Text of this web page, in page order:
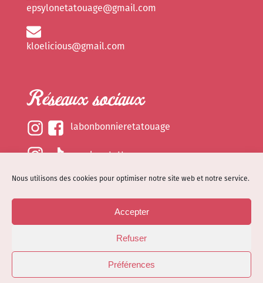
Nous utilisons des cookies pour optimiser notre site web et notre service.
Accepter
Refuser
Préférences
epsylonetatouage@gmail.com
kloelicious@gmail.com
Réseaux sociaux
labonbonnieretatouage
epsylonetattoo
kloelicious_
Mentions légales
Politique de cookies (EU)
© Site web réalisé parDénode- Illustrations par
Kloelicioustattoo tous droits réservés